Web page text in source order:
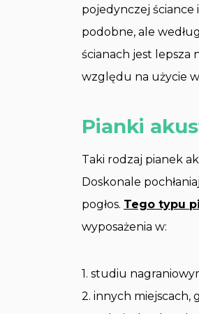
pojedynczej ściance
podobne, ale
ścianach jest lepsza
względu na użycie
Pianki
Taki rodzaj pianek
Doskonale
pogłos. Tego typu
wyposażenia w:
1. studiu
2. innych miejscach,